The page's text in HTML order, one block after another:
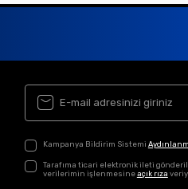
Kampanya Bildirim Sistemi
Tarafıma ticari elektronik ileti
verilerimin işlenmesineaçık rıza